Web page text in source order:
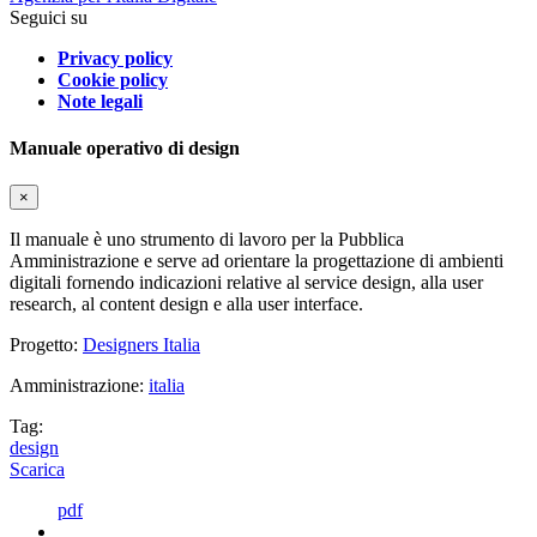
Seguici su
Privacy policy
Cookie policy
Note legali
Manuale operativo di design
×
Il manuale è uno strumento di lavoro per la Pubblica
Amministrazione e serve ad orientare la progettazione di ambienti
digitali fornendo indicazioni relative al service design, alla user
research, al content design e alla user interface.
Progetto: Designers Italia
Amministrazione: italia
Tag:
design
Scarica
pdf